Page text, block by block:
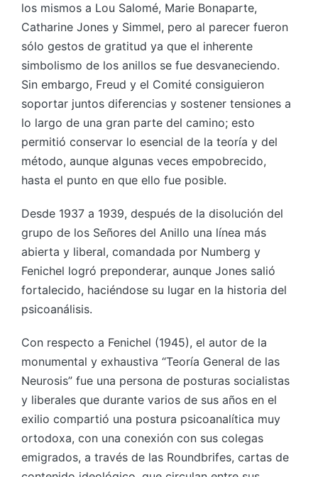
los mismos a Lou Salomé, Marie Bonaparte,
Catharine Jones y Simmel, pero al parecer fueron
sólo gestos de gratitud ya que el inherente
simbolismo de los anillos se fue desvaneciendo.
Sin embargo, Freud y el Comité consiguieron
soportar juntos diferencias y sostener tensiones a
lo largo de una gran parte del camino; esto
permitió conservar lo esencial de la teoría y del
método, aunque algunas veces empobrecido,
hasta el punto en que ello fue posible.
Desde 1937 a 1939, después de la disolución del
grupo de los Señores del Anillo una línea más
abierta y liberal, comandada por Numberg y
Fenichel logró preponderar, aunque Jones salió
fortalecido, haciéndose su lugar en la historia del
psicoanálisis.
Con respecto a Fenichel (1945), el autor de la
monumental y exhaustiva “Teoría General de las
Neurosis” fue una persona de posturas socialistas
y liberales que durante varios de sus años en el
exilio compartió una postura psicoanalítica muy
ortodoxa, con una conexión con sus colegas
emigrados, a través de las Roundbrifes, cartas de